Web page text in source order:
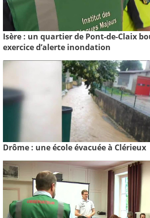
Isère : un quartier de Pont-de-Claix
exercice d’alerte inondation
Drôme : une école évacuée à Clérieux